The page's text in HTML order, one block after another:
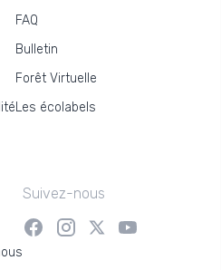
FAQ
Bulletin
Forêt Virtuelle
Les écolabels
Suivez-nous